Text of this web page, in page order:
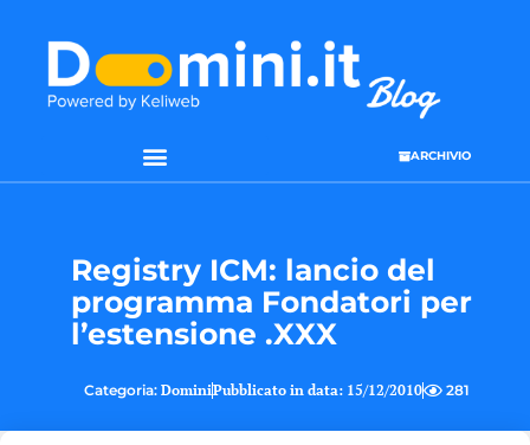
ARCHIVIO
Registry ICM: lancio del
programma Fondatori per
l’estensione .XXX
Categoria: DominiPubblicato in data: 15/12/2010 281